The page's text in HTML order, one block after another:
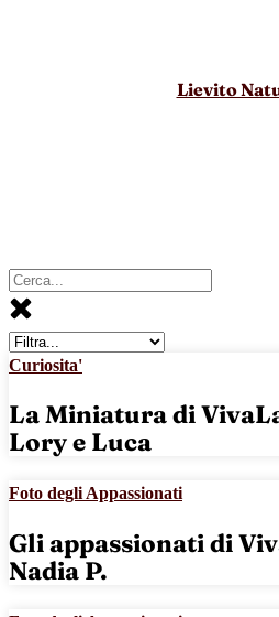
Lievito
Curiosita'
La Miniatura di
Lory e Luca
Foto degli Appassionati
Gli appassionati di
Nadia P.